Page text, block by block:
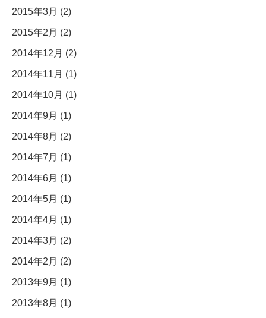
2015年3月 (2)
2015年2月 (2)
2014年12月 (2)
2014年11月 (1)
2014年10月 (1)
2014年9月 (1)
2014年8月 (2)
2014年7月 (1)
2014年6月 (1)
2014年5月 (1)
2014年4月 (1)
2014年3月 (2)
2014年2月 (2)
2013年9月 (1)
2013年8月 (1)